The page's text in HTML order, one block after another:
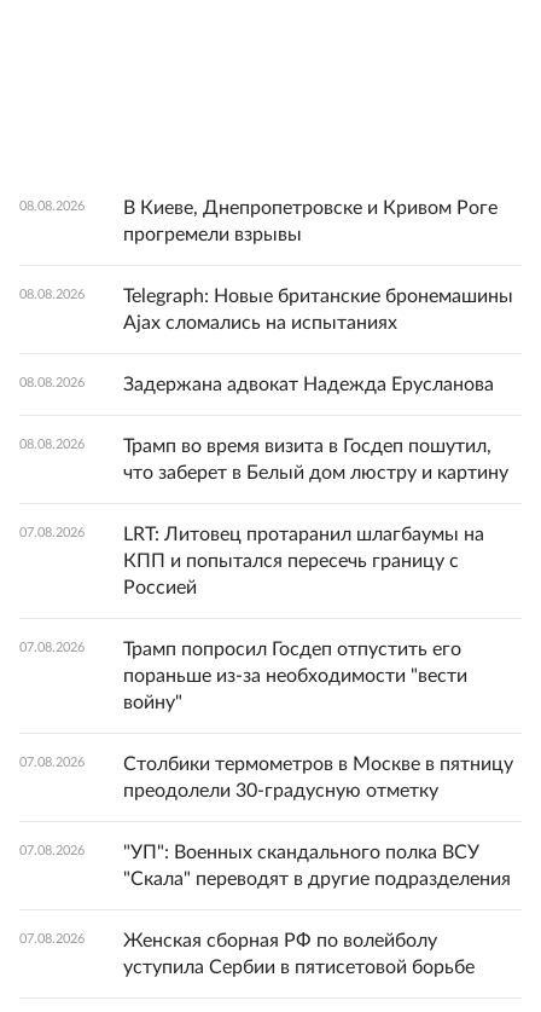
08.08.2026
В Киеве, Днепропетровске и Кривом Роге
прогремели взрывы
08.08.2026
Telegraph: Новые британские бронемашины
Ajax сломались на испытаниях
08.08.2026 Задержана адвокат Надежда Ерусланова
08.08.2026
Трамп во время визита в Госдеп пошутил,
что заберет в Белый дом люстру и картину
07.08.2026
LRT: Литовец протаранил шлагбаумы на
КПП и попытался пересечь границу с
Россией
07.08.2026
Трамп попросил Госдеп отпустить его
пораньше из-за необходимости "вести
войну"
07.08.2026
Столбики термометров в Москве в пятницу
преодолели 30-градусную отметку
07.08.2026
"УП": Военных скандального полка ВСУ
"Скала" переводят в другие подразделения
07.08.2026
Женская сборная РФ по волейболу
уступила Сербии в пятисетовой борьбе